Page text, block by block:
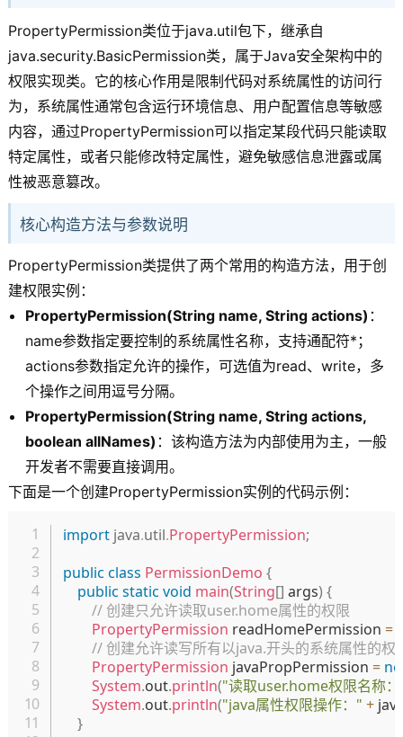
PropertyPermission类位于java.util包下，继承自
java.security.BasicPermission类，属于Java安全架构中的
权限实现类。它的核心作用是限制代码对系统属性的访问行
为，系统属性通常包含运行环境信息、用户配置信息等敏感
内容，通过PropertyPermission可以指定某段代码只能读取
特定属性，或者只能修改特定属性，避免敏感信息泄露或属
性被恶意篡改。
核心构造方法与参数说明
PropertyPermission类提供了两个常用的构造方法，用于创
建权限实例：
PropertyPermission(String name, String actions) ：
name参数指定要控制的系统属性名称，支持通配符*；
actions参数指定允许的操作，可选值为read、write，多
个操作之间用逗号分隔。
PropertyPermission(String name, String actions,
boolean allNames) ：该构造方法为内部使用为主，一般
开发者不需要直接调用。
下面是一个创建PropertyPermission实例的代码示例：
import java.util.PropertyPermission;
public class PermissionDemo {
public static void main(String[] args) {
// 创建只允许读取user.home属性的权限
PropertyPermission readHomePermission =
// 创建允许读写所有以java.开头的系统属性的权
PropertyPermission javaPropPermission =
System.out.println("读取user.home权限名称
System.out.println("java属性权限操作：" +
}